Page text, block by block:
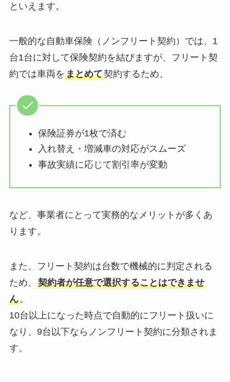
といえます。
一般的な自動車保険（ノンフリート契約）では、1
台1台に対して保険契約を結びますが、フリート契
約では車両をまとめて契約するため、
保険証券が1枚で済む
入れ替え・増減車の対応がスムーズ
事故実績に応じて割引率が変動
など、事業者にとって実務的なメリットが多くあ
ります。
また、フリート契約は台数で機械的に判定される
ため、 契約者が任意で選択することはできませ
ん。
10台以上になった時点で自動的にフリート扱いに
なり、9台以下ならノンフリート契約に分類されま
す。